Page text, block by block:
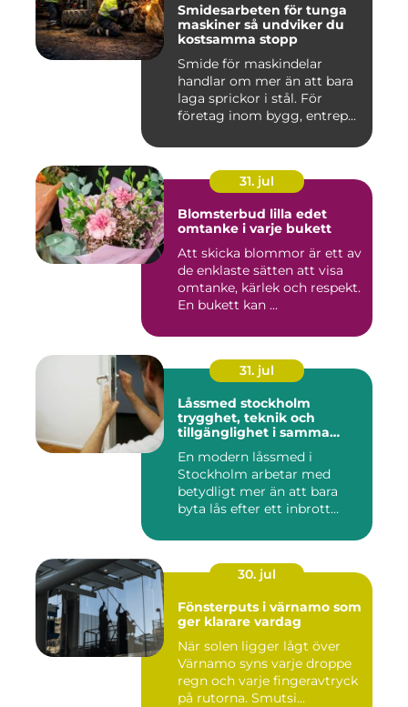
Smidesarbeten för tunga
maskiner så undviker du
kostsamma stopp
Smide för maskindelar
handlar om mer än att bara
laga sprickor i stål. För
företag inom bygg, entrep...
31. jul
Blomsterbud lilla edet
omtanke i varje bukett
Att skicka blommor är ett av
de enklaste sätten att visa
omtanke, kärlek och respekt.
En bukett kan ...
31. jul
Låssmed stockholm
trygghet, teknik och
tillgänglighet i samma
En modern låssmed i
Stockholm arbetar med
betydligt mer än att bara
byta lås efter ett inbrott
30. jul
Fönsterputs i värnamo som
ger klarare vardag
När solen ligger lågt över
Värnamo syns varje droppe
regn och varje fingeravtryck
på rutorna. Smutsi...